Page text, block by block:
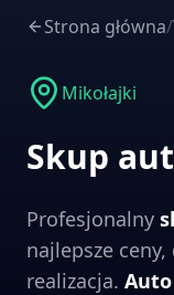
Strona główna/
Mikołajki
Skup aut
Profesjonalny
najlepsze
realizacja. Auto